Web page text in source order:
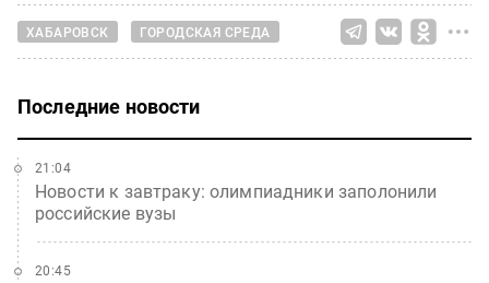
ХАБАРОВСК ГОРОДСКАЯ СРЕДА
Последние новости
Новости к завтраку: олимпиадники заполонили
российские вузы
21:04
20:45